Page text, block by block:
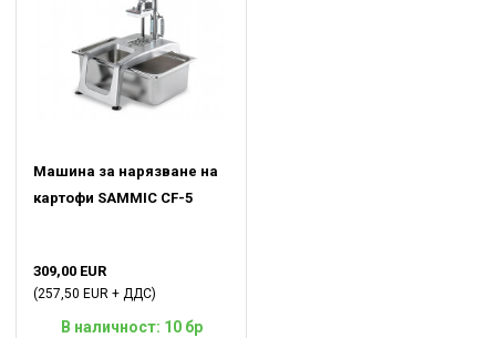
Машина за нарязване на
картофи SAMMIC CF-5
309,00 EUR
(257,50 EUR + ДДС)
В наличност: 10 бр